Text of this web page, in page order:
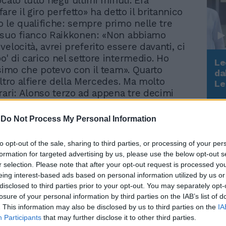
Do Not Process My Personal Information
opt-out of the sale, sharing to third parties, or processing of your
for targeted advertising by us, please use the below opt-out
selection. Please note that after your opt-out request is processed
interest-based ads based on personal information utilized by us
to third parties prior to your opt-out. You may separately
of your personal information by third parties on the IAB’s list of
This information may also be disclosed by us to third parties on the
Participants that may further disclose it to other third parties.
il giro perfetto» ha detto il britannico
le qualifiche: sempre primo nelle tre
fianco Raikkonen: «Non abbiamo
avrei preferito essere davanti, ci
di carico nel settore intermedio. Ho
che potevo con il team». Quarto
alfiere della Mercedes. Ma molto
Alonso terzo ad appena tre decimi
una partenza complicata. Ma
Pat Fry: «Non so se ci aspettavamo di
è sempre stata veloce su questa
interessante quella di Red Bull e
abbiamo scelto la via più semplice e
vedremo chi ha fatto la scelta giusta».
Alonso: «Sono molto contento del
una macchina competitiva che
ai cambiamenti. Abbiamo un set-up
Rudy Giuliani a Come States?
Trump, Meloni e la strategia
americana